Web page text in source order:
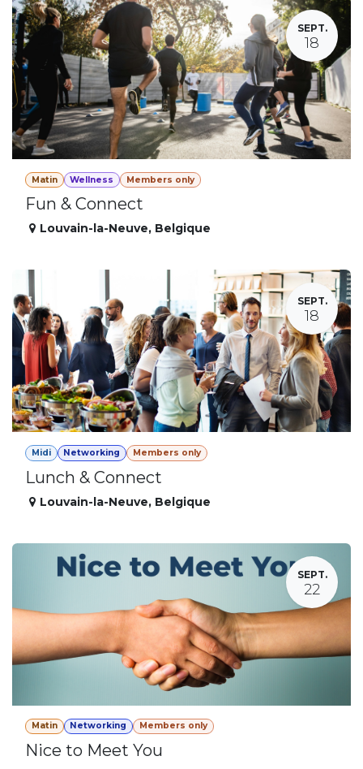
SEPT.
18
Matin Wellness Members only
Fun & Connect
Louvain-la-Neuve, Belgique
SEPT.
18
Midi Networking Members only
Lunch & Connect
Louvain-la-Neuve, Belgique
SEPT.
22
Matin Networking Members only
Nice to Meet You